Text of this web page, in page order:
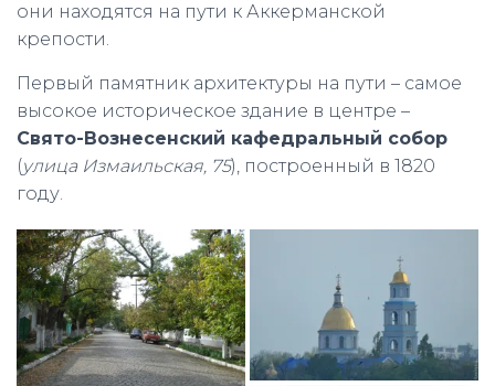
они находятся на пути к Аккерманской
крепости.
Первый памятник архитектуры на пути – самое
высокое историческое здание в центре –
Свято-Вознесенский кафедральный собор
(улица Измаильская, 75), построенный в 1820
году.